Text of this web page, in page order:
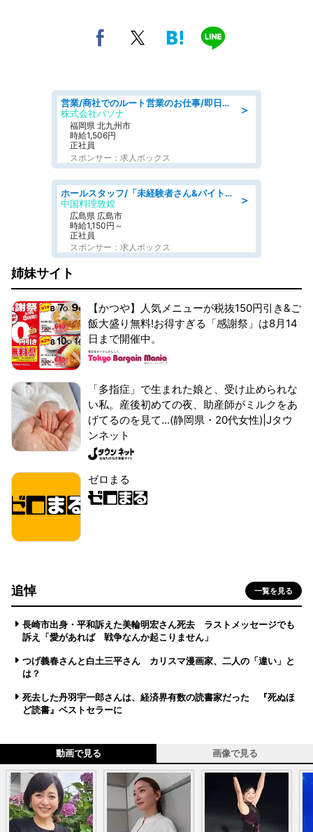
＞
営業/商社でのルート営業のお仕事/即日勤務可/車通勤可/営業
株式会社パソナ
福岡県 北九州市
時給1,506円
正社員
スポンサー：求人ボックス
＞
ホールスタッフ/「未経験者さん&バイトデビューも大歓迎」残業ほぼなし×1日3時間〜勤務OK!フォロー体制も充実/広島県/広島市南区
中国料理敦煌
広島県 広島市
時給1,150円～
正社員
スポンサー：求人ボックス
姉妹サイト
【かつや】人気メニューが税抜150円引き&ご
飯大盛り無料!お得すぎる「感謝祭」は8月14
日まで開催中。
「多指症」で生まれた娘と、受け止められな
い私。産後初めての夜、助産師がミルクをあ
げてるのを見て...(静岡県・20代女性)|Jタウ
ンネット
ゼロまる
追悼 一覧を見る
長崎市出身・平和訴えた美輪明宏さん死去 ラストメッセージでも
訴え「愛があれば 戦争なんか起こりません」
つげ義春さんと白土三平さん カリスマ漫画家、二人の「違い」と
は？
死去した丹羽宇一郎さんは、経済界有数の読書家だった 『死ぬほ
ど読書』ベストセラーに
動画で見る 画像で見る